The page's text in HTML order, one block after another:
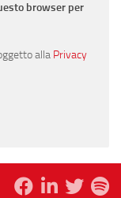
browser per
alla Privacy